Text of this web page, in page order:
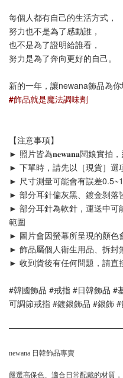
每個人都有自己的生活方式，
努力也不是為了感動誰，
也不是為了證明給誰看，
努力是為了奔向更好的自己。
新的一年，讓newana飾品為
#飾品就是魔法調味劑
【注意事項】
► 照片皆為𝐧𝐞𝐰𝐚𝐧𝐚闆娘實拍，
► 下單時，請先以［現貨］選
► 尺寸測量可能會有誤差
► 部分耳針偏灰黑、鍍金剝落
► 部分耳針為軟針，運送中可
範圍
► 圖片會因螢幕所呈現的顏色
► 飾品屬個人衛生用品、拆
► 收到貨後有任何問題，請直
#韓國飾品 #戒指 #日韓飾品 #
可調節戒指 #鍍銀飾品 #銀飾 #
newana 日韓飾品專賣
嚴選高保色、適合日常配戴的材質，